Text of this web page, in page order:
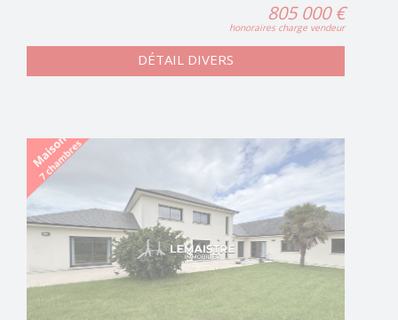
805 000 €
honoraires charge vendeur
DÉTAIL DIVERS